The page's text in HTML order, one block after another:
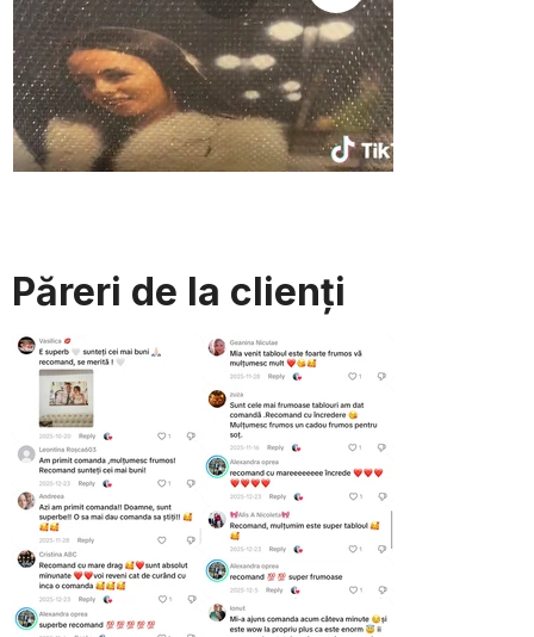
Păreri de la clienți